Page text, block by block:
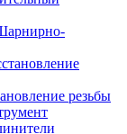
резьбы